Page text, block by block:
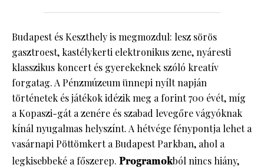
Budapest és Keszthely is megmozdul: lesz sörös
gasztroest, kastélykerti elektronikus zene, nyáresti
klasszikus koncert és gyerekeknek szóló kreatív
forgatag. A Pénzmúzeum ünnepi nyílt napján
történetek és játékok idézik meg a forint 700 évét, míg
a Kopaszi-gát a zenére és szabad levegőre vágyóknak
kínál nyugalmas helyszínt. A hétvége fénypontja lehet a
vasárnapi Pöttömkert a Budapest Parkban, ahol a
legkisebbeké a főszerep. Programokból nincs hiány,